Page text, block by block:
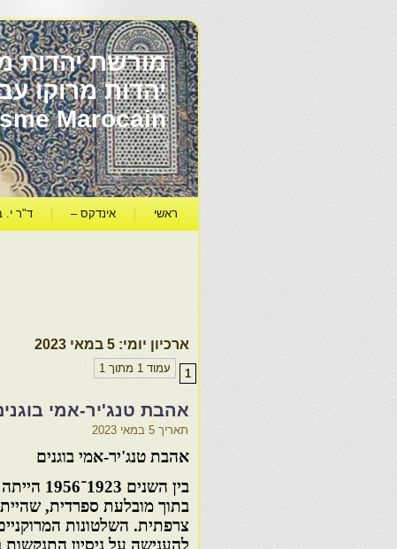
מורשת יהדות
Marocain
ראשי אינדקס – ד"ר י.
ארכיון יומי: 5 במאי 2023
עמוד 1 מתוך 1 1
אהבת טנג'יר-אמי
תאריך 5 במאי 2023
אהבת טנג'יר-אמי בוגנים
בין השנים 1923־1956
בתוך מובלעת ספרדית,
צרפתית. השלטונות
להענישה על ניסיון